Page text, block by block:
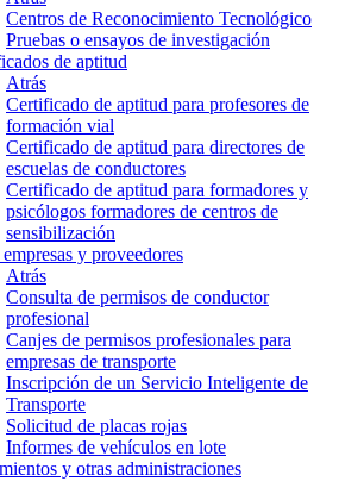
Centros de Reconocimiento Tecnológico
Pruebas o ensayos de investigación
de aptitud
Atrás
Certificado de aptitud para profesores de
formación vial
Certificado de aptitud para directores de
escuelas de conductores
Certificado de aptitud para formadores y
psicólogos formadores de centros de
sensibilización
y proveedores
Atrás
Consulta de permisos de conductor
profesional
Canjes de permisos profesionales para
empresas de transporte
Inscripción de un Servicio Inteligente de
Transporte
Solicitud de placas rojas
Informes de vehículos en lote
y otras administraciones